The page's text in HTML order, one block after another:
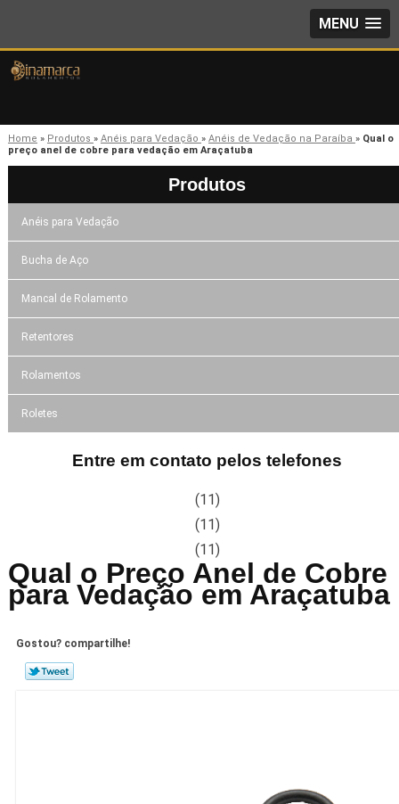
MENU
Home » Produtos » Anéis para Vedação » Anéis de Vedação na Paraíba » Qual o
preço anel de cobre para vedação em Araçatuba
Produtos
Anéis para Vedação
Bucha de Aço
Mancal de Rolamento
Retentores
Rolamentos
Roletes
Entre em contato pelos telefones
(11)
(11)
(11)
Qual o Preço Anel de Cobre
para Vedação em Araçatuba
Gostou? compartilhe!